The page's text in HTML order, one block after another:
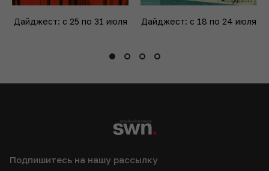
Дайджест: с 25 по 31 июля Дайджест: с 18 по 24 июля
Подпишитесь на нашу рассылку